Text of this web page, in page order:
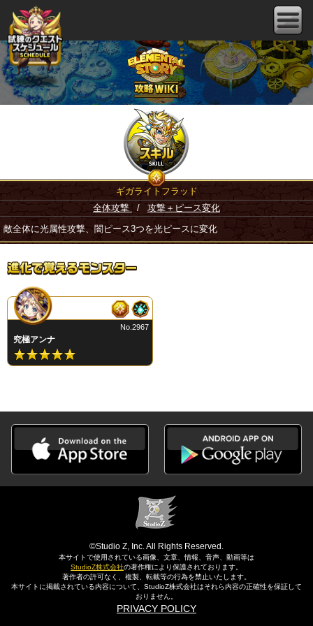
ギガライトフラッド
全体攻撃
/ 攻撃＋ピース変化
敵全体に光属性攻撃、闇ピース3つを光ピースに変化
究極アンナ
No.2967
©Studio Z, Inc. All Rights Reserved.
本サイトで使用されている画像、文章、情報、音声、動画等は
StudioZ株式会社の著作権により保護されております。
著作者の許可なく、複製、転載等の行為を禁止いたします。
本サイトに掲載されている内容について、StudioZ株式会社はそれら内容の正確性を保証して
おりません。
PRIVACY POLICY